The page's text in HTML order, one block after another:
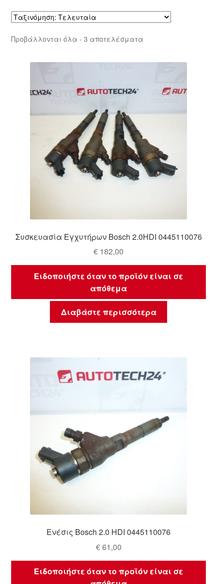
Προβάλλονται όλα - 3 αποτελέσματαSorted
latest
Συσκευασία Εγχυτήρων Bosch 2.0HDI 0445110076
€ 182,00
Ειδοποιήστε όταν το προϊόν είναι σε
απόθεμα
Διαβάστε περισσότερα
Ενέσις Bosch 2.0 HDI 0445110076
€61,00
Ειδοποιήστε όταν το προϊόν είναι σε